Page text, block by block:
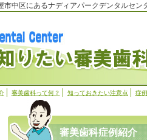
市中区にあるナディアパークデンタルセン
審美歯科って何？ 知っておきたい注意点 症例
審美歯科症例紹介